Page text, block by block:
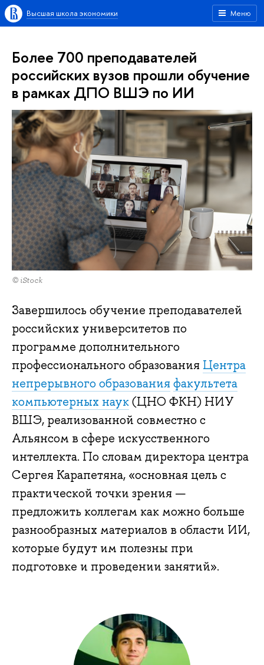
Меню
Высшая школа экономики
Более 700 преподавателей
российских вузов прошли обучение
в рамках ДПО ВШЭ по ИИ
© iStock
Завершилось обучение преподавателей
российских университетов по
программе дополнительного
профессионального образования Центра
непрерывного образования факультета
компьютерных наук(ЦНО ФКН) НИУ
ВШЭ, реализованной совместно с
Альянсом в сфере искусственного
интеллекта. По словам директора центра
Сергея Карапетяна, «основная цель с
практической точки зрения —
предложить коллегам как можно больше
разнообразных материалов в области ИИ,
которые будут им полезны при
подготовке и проведении занятий».